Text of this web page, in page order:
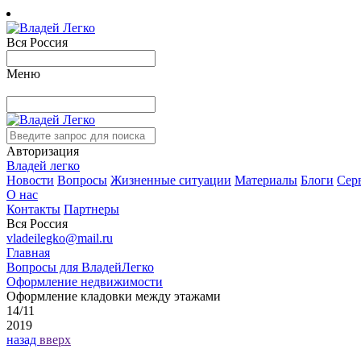
Вся Россия
Меню
Авторизация
Владей легко
Новости Вопросы Жизненные ситуации Материалы Блоги
О нас
Контакты Партнеры
Вся Россия
vladeilegko@mail.ru
Главная
Вопросы для ВладейЛегко
Оформление недвижимости
Оформление кладовки между этажами
14/11
2019
назад вверх